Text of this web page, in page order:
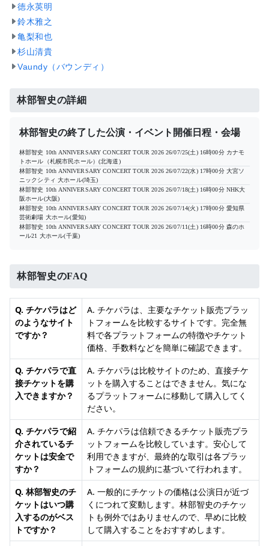
徳永英明
鈴木雅之
亀梨和也
杉山清貴
Vaundy（バウンディ）
林部智史の詳細
林部智史の終了した公演・イベント開催日程・会場
林部智史 10th ANNIVERSARY CONCERT TOUR 2026 26/07/25(土) 16時00分 カナモ
トホール（札幌市民ホール）(北海道)
林部智史 10th ANNIVERSARY CONCERT TOUR 2026 26/07/22(水) 17時00分 大宮ソ
ニックシティ 大ホール(埼玉)
林部智史 10th ANNIVERSARY CONCERT TOUR 2026 26/07/18(土) 16時00分 NHK大
阪ホール(大阪)
林部智史 10th ANNIVERSARY CONCERT TOUR 2026 26/07/14(火) 17時00分 愛知県
芸術劇場 大ホール(愛知)
林部智史 10th ANNIVERSARY CONCERT TOUR 2026 26/07/11(土) 16時00分 森のホ
ール21 大ホール(千葉)
林部智史のFAQ
Q. チケパラはど
のようなサイト
ですか？
A. チケパラは、主要なチケット販売プラッ
トフォームを比較するサイトです。完全無
料で各プラットフォームの特徴やチケット
価格、手数料などを簡単に確認できます。
Q. チケパラで直
接チケットを購
入できますか？
A. チケパラは比較サイトのため、直接チケ
ットを購入することはできません。気にな
るプラットフォームに移動して購入してく
ださい。
Q. チケパラで紹
介されているチ
ケットは安全で
すか？
A. チケパラは信頼できるチケット販売プラ
ットフォームを比較しています。安心して
利用できますが、最終的な取引は各プラッ
トフォームの規約に基づいて行われます。
Q. 林部智史のチ
ケットはいつ購
入するのがベス
トですか？
A. 一般的にチケットの価格は公演日が近づ
くにつれて変動します。林部智史のチケッ
トも例外ではありませんので、早めに比較
して購入することをおすすめします。